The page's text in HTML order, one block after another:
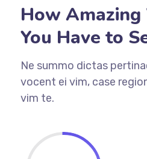
How Amazing
You Have to
Ne summo dictas
vocent ei vim, case
vim te.